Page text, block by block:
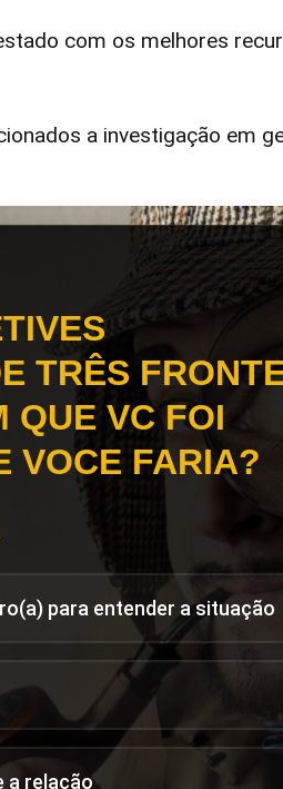
com os melhores
a investigação em
TRÊS
QUE VC FOI
VOCE FARIA?
para entender a situação
a relação